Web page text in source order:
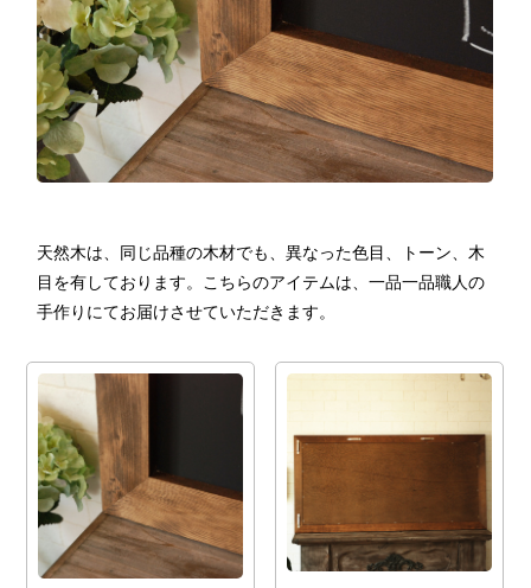
天然木は、同じ品種の木材でも、異なった色目、トーン、木
目を有しております。こちらのアイテムは、一品一品職人の
手作りにてお届けさせていただきます。